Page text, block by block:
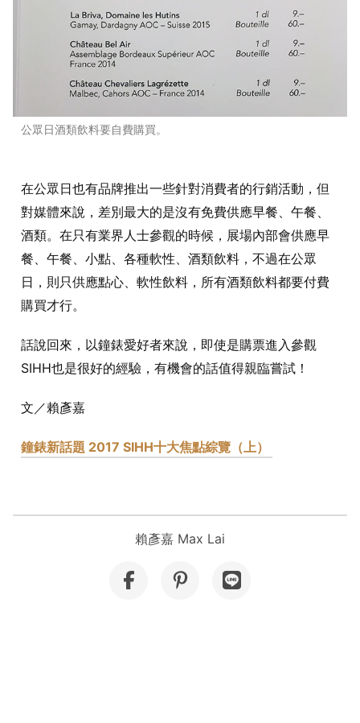
公眾日酒類飲料要自費購買。
在公眾日也有品牌推出一些針對消費者的行銷活動，但
對媒體來說，差別最大的是沒有免費供應早餐、午餐、
酒類。在只有業界人士參觀的時候，展場內部會供應早
餐、午餐、小點、各種軟性、酒類飲料，不過在公眾
日，則只供應點心、軟性飲料，所有酒類飲料都要付費
購買才行。
話說回來，以鐘錶愛好者來說，即使是購票進入參觀
SIHH也是很好的經驗，有機會的話值得親臨嘗試！
文／賴彥嘉
鐘錶新話題 2017 SIHH十大焦點綜覽（上）
賴彥嘉 Max Lai